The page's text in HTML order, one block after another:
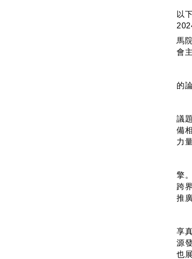
以
馬
會
大
的
面
議
備
力量
其
擎
跨
推
今
享
源
也